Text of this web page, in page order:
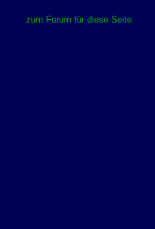
zum Forum für diese Seite